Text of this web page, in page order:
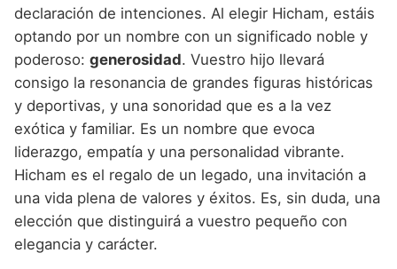
declaración de intenciones. Al elegir Hicham, estáis
optando por un nombre con un significado noble y
poderoso: generosidad. Vuestro hijo llevará
consigo la resonancia de grandes figuras históricas
y deportivas, y una sonoridad que es a la vez
exótica y familiar. Es un nombre que evoca
liderazgo, empatía y una personalidad vibrante.
Hicham es el regalo de un legado, una invitación a
una vida plena de valores y éxitos. Es, sin duda, una
elección que distinguirá a vuestro pequeño con
elegancia y carácter.